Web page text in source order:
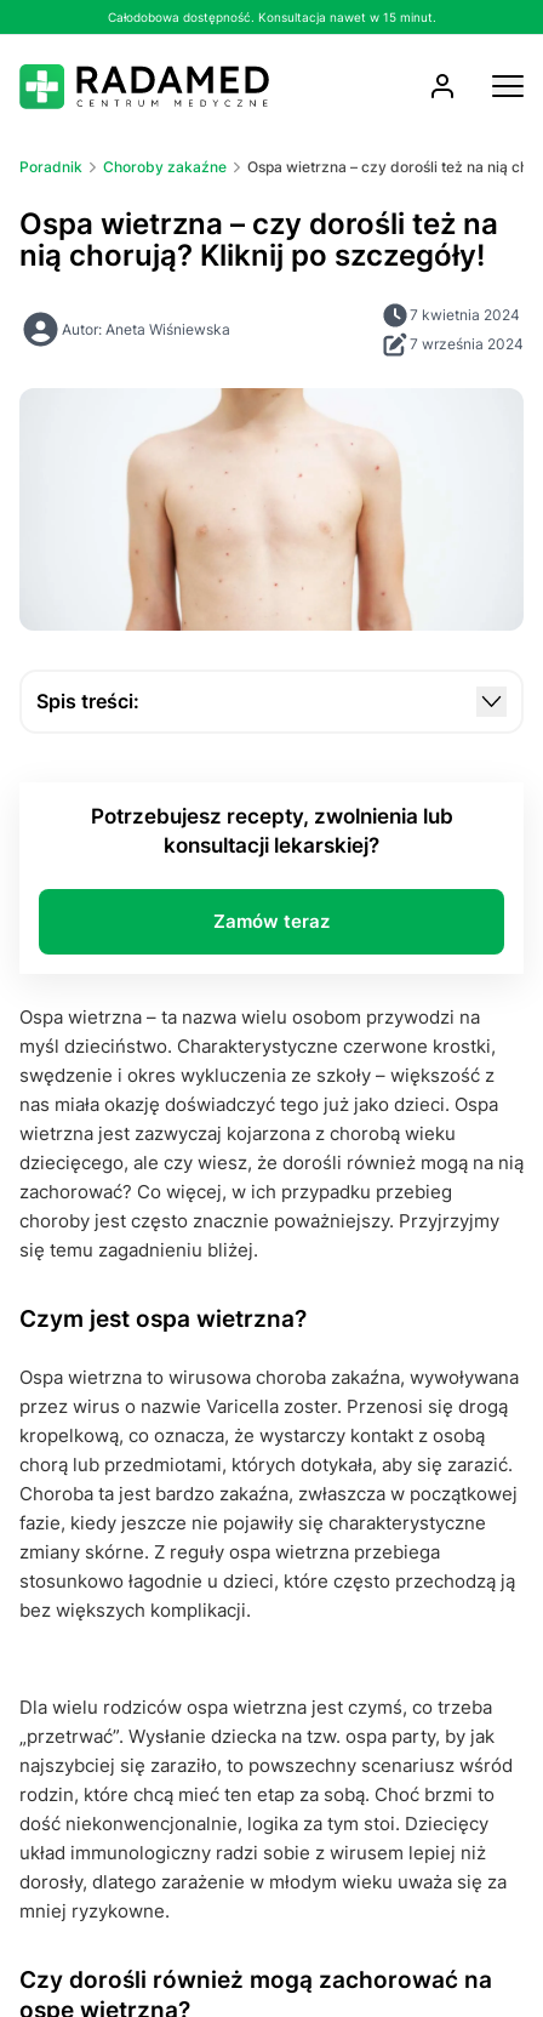
Całodobowa dostępność. Konsultacja nawet w 15 minut.
Poradnik Choroby zakaźne Ospa wietrzna – czy dorośli też na nią
Ospa wietrzna – czy dorośli też na
nią chorują? Kliknij po szczegóły!
Autor: Aneta Wiśniewska
7 kwietnia 2024
7 września 2024
Spis treści:
wietrzną?
Objawy choroby u dorosłych
Podsumowanie
Potrzebujesz recepty, zwolnienia lub
konsultacji lekarskiej?
Zamów teraz
Ospa wietrzna – ta nazwa wielu osobom przywodzi na
myśl dzieciństwo. Charakterystyczne czerwone krostki,
swędzenie i okres wykluczenia ze szkoły – większość z
nas miała okazję doświadczyć tego już jako dzieci. Ospa
wietrzna jest zazwyczaj kojarzona z chorobą wieku
dziecięcego, ale czy wiesz, że dorośli również mogą na nią
zachorować? Co więcej, w ich przypadku przebieg
choroby jest często znacznie poważniejszy. Przyjrzyjmy
się temu zagadnieniu bliżej.
Czym jest ospa wietrzna?
Ospa wietrzna to wirusowa choroba zakaźna, wywoływana
przez wirus o nazwie Varicella zoster. Przenosi się drogą
kropelkową, co oznacza, że wystarczy kontakt z osobą
chorą lub przedmiotami, których dotykała, aby się zarazić.
Choroba ta jest bardzo zakaźna, zwłaszcza w początkowej
fazie, kiedy jeszcze nie pojawiły się charakterystyczne
zmiany skórne. Z reguły ospa wietrzna przebiega
stosunkowo łagodnie u dzieci, które często przechodzą ją
bez większych komplikacji.
Dla wielu rodziców ospa wietrzna jest czymś, co trzeba
„przetrwać”. Wysłanie dziecka na tzw. ospa party, by jak
najszybciej się zaraziło, to powszechny scenariusz wśród
rodzin, które chcą mieć ten etap za sobą. Choć brzmi to
dość niekonwencjonalnie, logika za tym stoi. Dziecięcy
układ immunologiczny radzi sobie z wirusem lepiej niż
dorosły, dlatego zarażenie w młodym wieku uważa się za
mniej ryzykowne.
Czy dorośli również mogą zachorować na
ospę wietrzną?